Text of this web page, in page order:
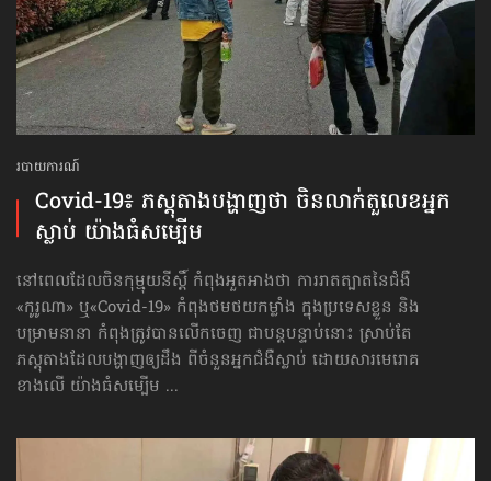
របាយការណ៍
Covid-19៖ ភស្ដុតាង​បង្ហាញថា ចិន​លាក់​តួលេខ​អ្នក
ស្លាប់ យ៉ាងធំសម្បើម
នៅពេលដែលចិនកុម្មុយនីស្ដិ៍ កំពុងអួតអាងថា ការរាតត្បាតនៃជំងឺ​
«កូរូណា» ឬ​«Covid-19» កំពុងថមថយកម្លាំង ក្នុង​ប្រទេសខ្លួន និង
បម្រាមនានា កំពុងត្រូវបានលើកចេញ ជាបន្តបន្ទាប់នោះ ស្រាប់តែ
ភស្ដុតាង​ដែលបង្ហាញឲ្យដឹង ពីចំនួន​អ្នកជំងឺស្លាប់ ដោយសារមេរោគ
ខាងលើ យ៉ាងធំសម្បើម ...